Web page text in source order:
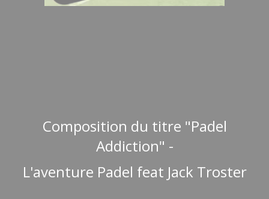
Composition du titre "Padel
Addiction" -
L'aventure Padel feat Jack Troster